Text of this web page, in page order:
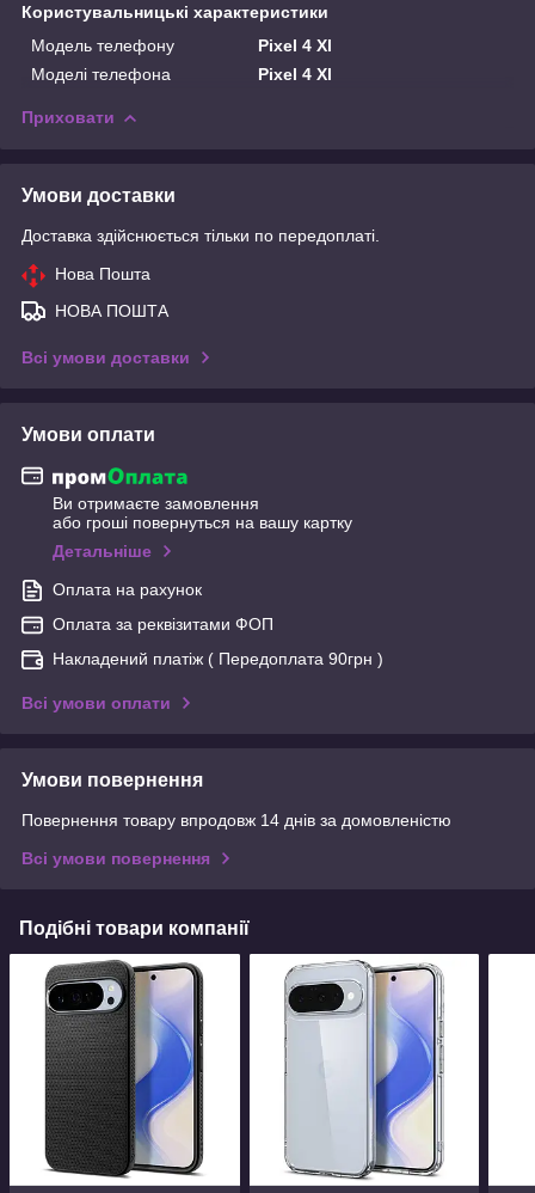
Користувальницькі характеристики
Модель телефону
Pixel 4 Xl
Моделі телефона
Pixel 4 Xl
Приховати
Умови доставки
Доставка здійснюється тільки по передоплаті.
Нова Пошта
НОВА ПОШТА
Всі умови доставки
Умови оплати
Ви отримаєте замовлення
або гроші повернуться на вашу картку
Детальніше
Оплата на рахунок
Оплата за реквізитами ФОП
Накладений платіж ( Передоплата 90грн )
Всі умови оплати
Умови повернення
Повернення товару впродовж 14 днів за домовленістю
Всі умови повернення
Подібні товари компанії